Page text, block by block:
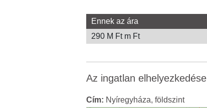
Ennek az ára
290 M Ft m Ft
Az ingatlan elhelyezkedése
Cím: Nyíregyháza, földszint